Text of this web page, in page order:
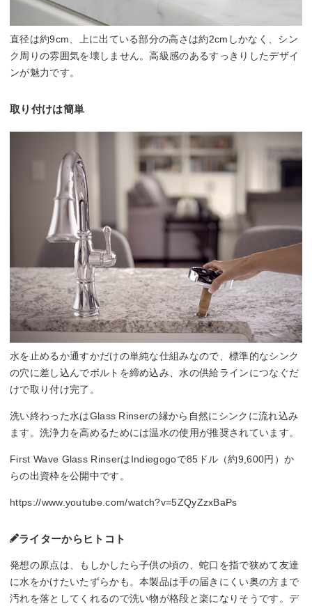
直径は約9cm、上に出ている部分の高さは約2cmしかなく、シン
ク周りの雰囲気を壊しません。高級感のあるすっきりしたデザイ
ンが魅力です。
取り付けは簡単
水を止めるか通すかだけの単純な仕組みなので、標準的なシンク
の穴に差し込んでボルトを締め込み、水の供給ラインにつなぐだ
けで取り付け完了。
洗い終わった水はGlass Rinserの縁から自然にシンクに流れ込み
ます。洗浄力を高めるためには温水の使用が推奨されています。
First Wave Glass RinserはIndiegogoで85ドル（約9,600円）か
らの出資枠を公開中です。
https://www.youtube.com/watch?v=5ZQyZzxBaPs
ライターからヒトコト
発想の原点は、もしかしたら子供の頃の、蛇口を指で狭めて友達
に水をかけたいたずらかも。本製品は手の届きにくい奥の方まで
汚れを落としてくれるので洗い物が格段と楽になりそうです。デ